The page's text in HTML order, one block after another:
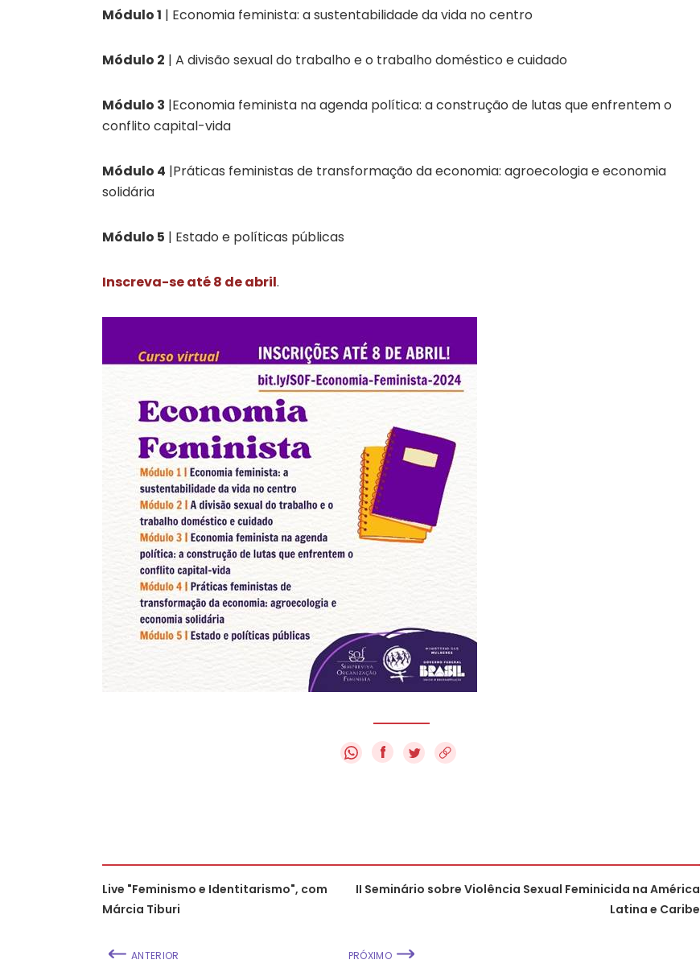
Módulo 1 | Economia feminista: a sustentabilidade da vida no centro
Módulo 2 | A divisão sexual do trabalho e o trabalho doméstico e cuidado
Módulo 3 |Economia feminista na agenda política: a construção de lutas que enfrentem o
conflito capital-vida
Módulo 4 |Práticas feministas de transformação da economia: agroecologia e economia
solidária
Módulo 5 | Estado e políticas públicas
Inscreva-se até 8 de abril.
f
Live "Feminismo e Identitarismo", com
Márcia Tiburi
ANTERIOR
II Seminário sobre Violência Sexual Feminicida na América
Latina e Caribe
PRÓXIMO